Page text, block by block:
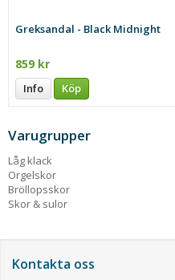
Greksandal - Black Midnight
859 kr
Info Köp
Varugrupper
Låg klack
Orgelskor
Bröllopsskor
Skor & sulor
Kontakta oss